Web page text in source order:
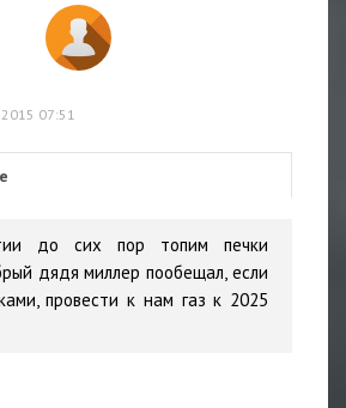
07:51
до сих пор топим печки
дядя миллер пообещал, если
провести к нам газ к 2025